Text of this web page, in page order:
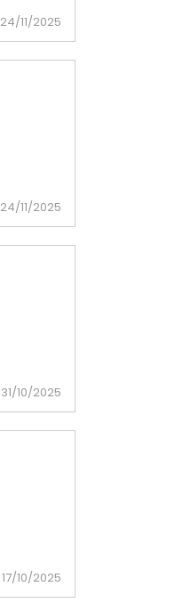
24/11/2025
24/11/2025
31/10/2025
17/10/2025